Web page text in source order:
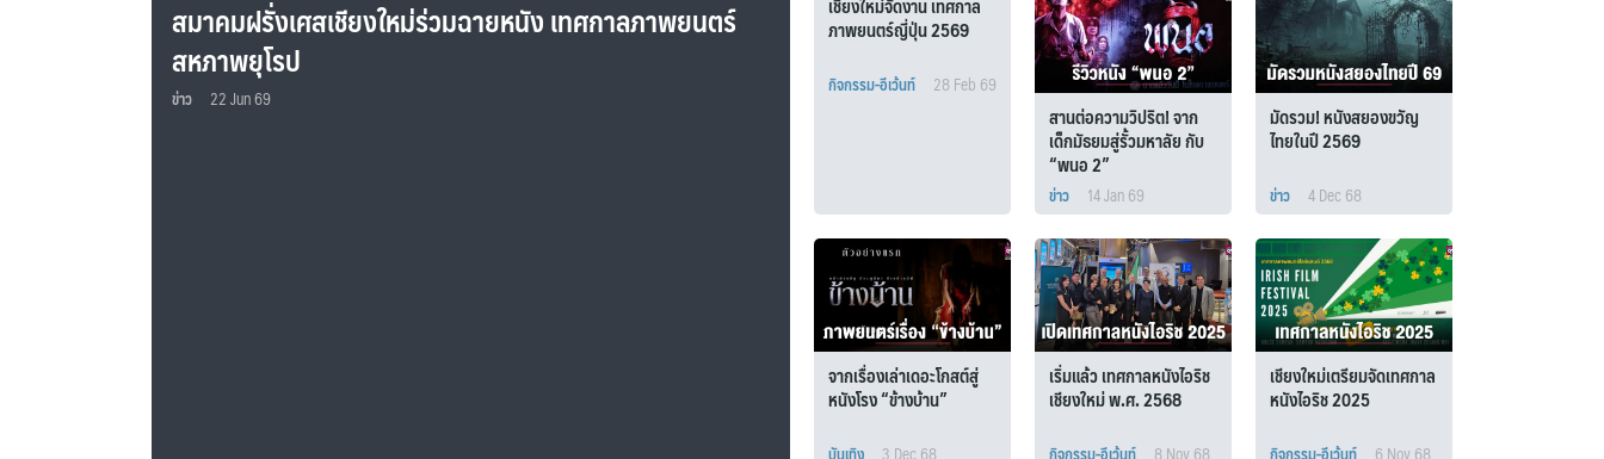
สมาคมฝรั่งเศสเชียงใหม่ร่วมฉายหนัง เทศกาลภาพยนตร์
สหภาพยุโรป
ข่าว 22 Jun 69
ภาพยนตร์ญี่ปุ่น 2569
กิจกรรม-อีเว้นท์ 28 Feb 69
สานต่อความวิปริต! จาก
เด็กมัธยมสู่รั้วมหาลัย กับ
“พนอ 2”
ข่าว 14 Jan 69
มัดรวม! หนังสยองขวัญ
ไทยในปี 2569
ข่าว 4 Dec 68
จากเรื่องเล่าเดอะโกสต์สู่
หนังโรง “ข้างบ้าน”
เริ่มแล้ว เทศกาลหนังไอริช
เชียงใหม่ พ.ศ. 2568
เชียงใหม่เตรียมจัดเทศกาล
หนังไอริช 2025